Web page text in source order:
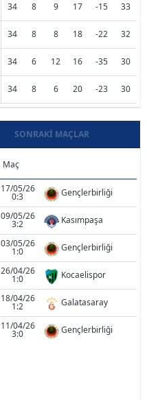
34 8 9 17 -15 33
34 8 8 18 -22 32
34 6 12 16 -35 30
34 8 6 20 -23 30
SONRAKI MAÇLAR
Maç
17/05/26
0:3 Gençlerbirliği
09/05/26
3:2 Kasımpaşa
03/05/26
1:0 Gençlerbirliği
26/04/26
1:0 Kocaelispor
18/04/26
1:2 Galatasaray
11/04/26
3:0 Gençlerbirliği